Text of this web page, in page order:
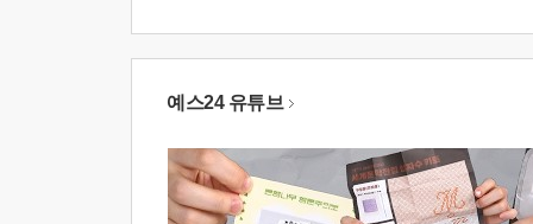
예스24 유튜브